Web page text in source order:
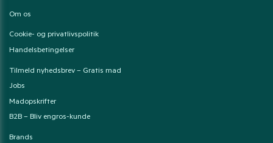
Om os
Cookie- og privatlivspolitik
Handelsbetingelser
Tilmeld nyhedsbrev – Gratis mad
Jobs
Madopskrifter
B2B – Bliv engros-kunde
Brands